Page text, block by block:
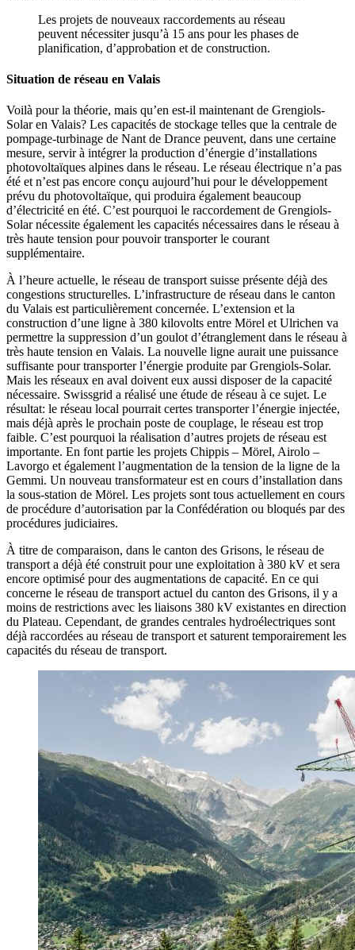
Les projets de nouveaux raccordements au réseau
peuvent nécessiter jusqu’à 15 ans pour les phases de
planification, d’approbation et de construction.
Situation de réseau en Valais
Voilà pour la théorie, mais qu’en est-il maintenant de Grengiols-
Solar en Valais? Les capacités de stockage telles que la centrale de
pompage-turbinage de Nant de Drance peuvent, dans une certaine
mesure, servir à intégrer la production d’énergie d’installations
photovoltaïques alpines dans le réseau. Le réseau électrique n’a pas
été et n’est pas encore conçu aujourd’hui pour le développement
prévu du photovoltaïque, qui produira également beaucoup
d’électricité en été. C’est pourquoi le raccordement de Grengiols-
Solar nécessite également les capacités nécessaires dans le réseau à
très haute tension pour pouvoir transporter le courant
supplémentaire.
À l’heure actuelle, le réseau de transport suisse présente déjà des
congestions structurelles. L’infrastructure de réseau dans le canton
du Valais est particulièrement concernée. L’extension et la
construction d’une ligne à 380 kilovolts entre Mörel et Ulrichen va
permettre la suppression d’un goulot d’étranglement dans le réseau à
très haute tension en Valais. La nouvelle ligne aurait une puissance
suffisante pour transporter l’énergie produite par Grengiols-Solar.
Mais les réseaux en aval doivent eux aussi disposer de la capacité
nécessaire. Swissgrid a réalisé une étude de réseau à ce sujet. Le
résultat: le réseau local pourrait certes transporter l’énergie injectée,
mais déjà après le prochain poste de couplage, le réseau est trop
faible. C’est pourquoi la réalisation d’autres projets de réseau est
importante. En font partie les projets Chippis – Mörel, Airolo –
Lavorgo et également l’augmentation de la tension de la ligne de la
Gemmi. Un nouveau transformateur est en cours d’installation dans
la sous-station de Mörel. Les projets sont tous actuellement en cours
de procédure d’autorisation par la Confédération ou bloqués par des
procédures judiciaires.
À titre de comparaison, dans le canton des Grisons, le réseau de
transport a déjà été construit pour une exploitation à 380 kV et sera
encore optimisé pour des augmentations de capacité. En ce qui
concerne le réseau de transport actuel du canton des Grisons, il y a
moins de restrictions avec les liaisons 380 kV existantes en direction
du Plateau. Cependant, de grandes centrales hydroélectriques sont
déjà raccordées au réseau de transport et saturent temporairement les
capacités du réseau de transport.